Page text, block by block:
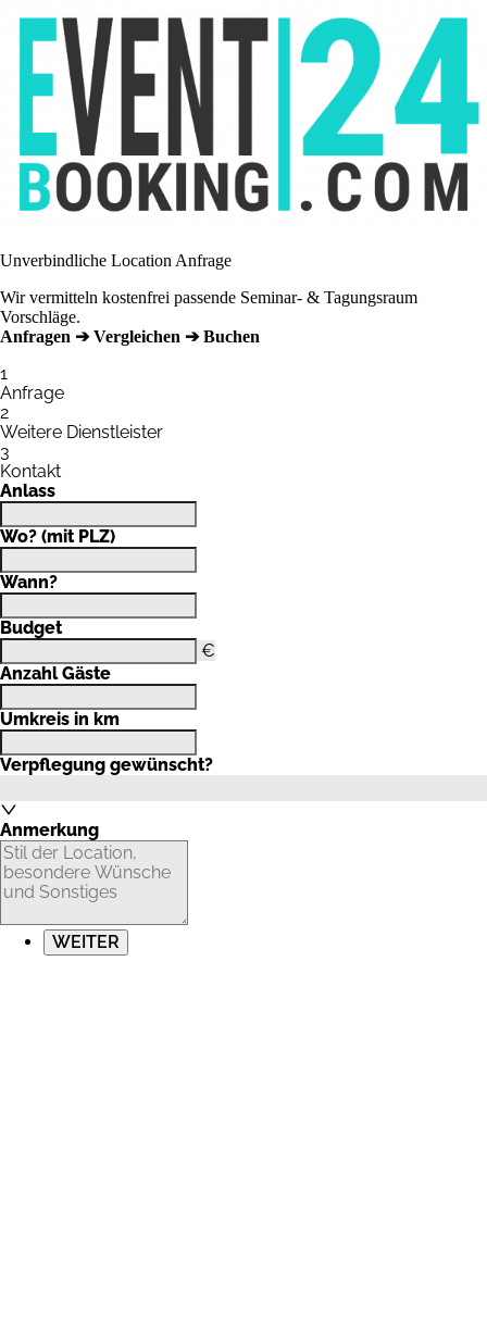
Unverbindliche Location Anfrage
Wir vermitteln kostenfrei passende Seminar- & Tagungsraum
Vorschläge.
Anfragen ➔ Vergleichen ➔ Buchen